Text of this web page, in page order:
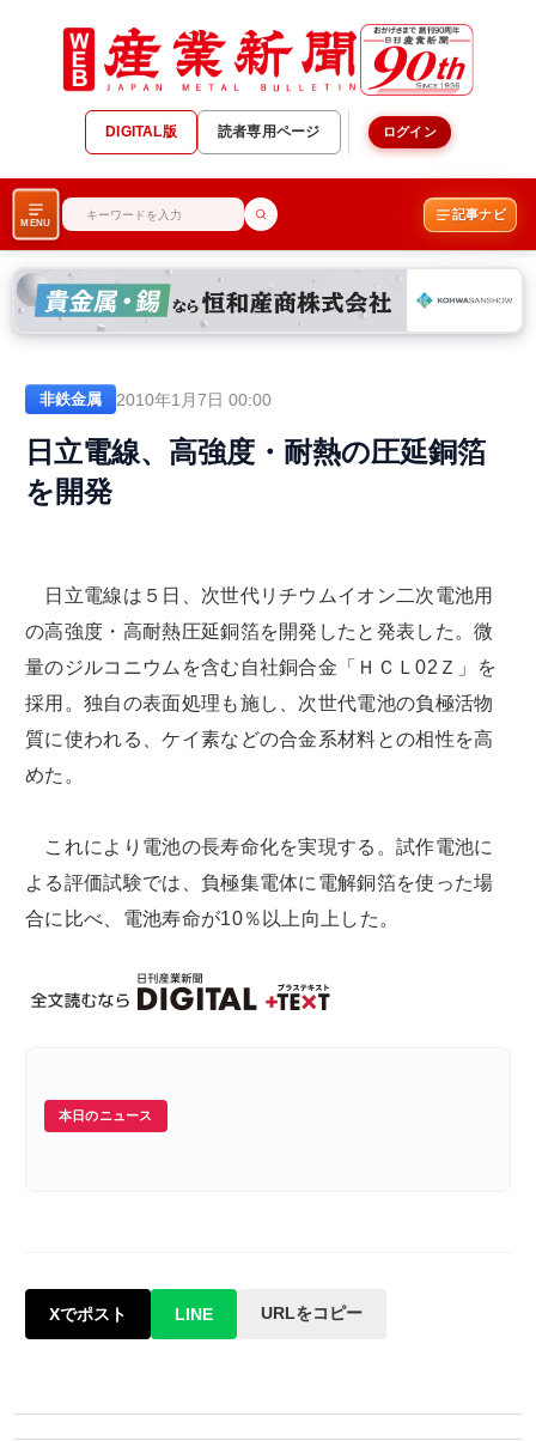
DIGITAL版 読者専用ページ ログイン
MENU
記事ナビ
非鉄金属 2010年1月7日 00:00
日立電線、高強度・耐熱の圧延銅箔
を開発
日立電線は５日、次世代リチウムイオン二次電池用
の高強度・高耐熱圧延銅箔を開発したと発表した。微
量のジルコニウムを含む自社銅合金「ＨＣＬ02Ｚ」を
採用。独自の表面処理も施し、次世代電池の負極活物
質に使われる、ケイ素などの合金系材料との相性を高
めた。
これにより電池の長寿命化を実現する。試作電池に
よる評価試験では、負極集電体に電解銅箔を使った場
合に比べ、電池寿命が10％以上向上した。
本日のニュース
Xでポスト LINE URLをコピー